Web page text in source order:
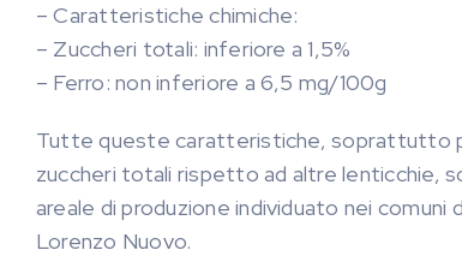
– Caratteristiche chimiche:
– Zuccheri totali: inferiore a 1,5%
– Ferro: non inferiore a 6,5 mg/100g
Tutte queste caratteristiche, soprattutto
zuccheri totali rispetto ad altre lenticchie,
areale di produzione individuato nei
Lorenzo Nuovo.